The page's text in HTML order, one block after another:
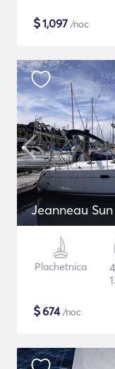
$1,097 /noc
Jeanneau
Plachetnica
$674/noc